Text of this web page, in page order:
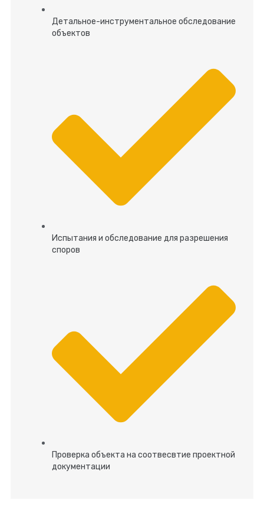
Детальное-инструментальное обследование
объектов
Испытания и обследование для разрешения
споров
Проверка объекта на соотвесвтие проектной
документации